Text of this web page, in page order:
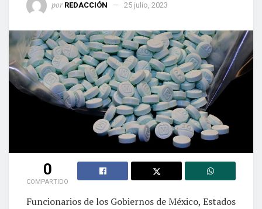
por REDACCIÓN 25 julio, 2023
0
COMPARTIDO
Funcionarios de los Gobiernos de México, Estados